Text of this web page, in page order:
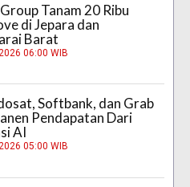
Tanam 20 Ribu
di Jepara dan
Barat
06:00 WIB
Softbank, dan Grab
Pendapatan Dari
AI
05:00 WIB